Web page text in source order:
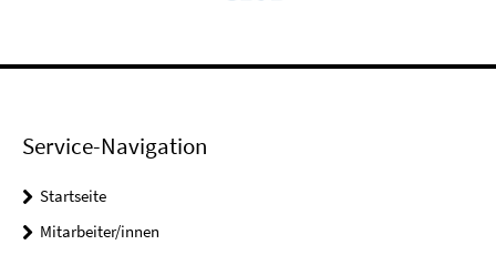
Service-Navigation
Startseite
Mitarbeiter/innen